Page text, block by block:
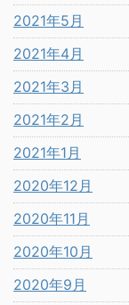
2021年5月
2021年4月
2021年3月
2021年2月
2021年1月
2020年12月
2020年11月
2020年10月
2020年9月